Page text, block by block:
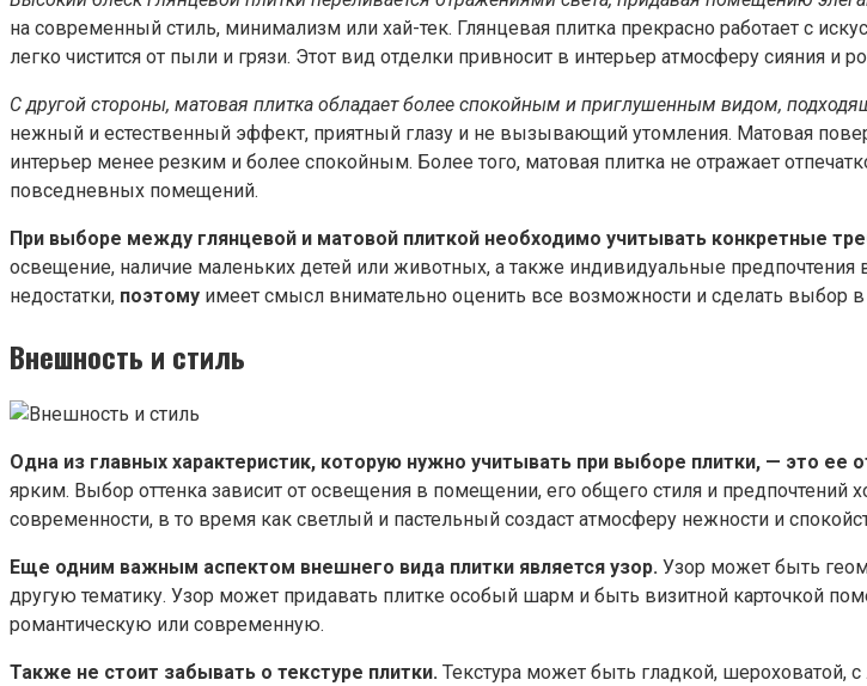
на современный стиль, минимализм или хай-тек. Глянцевая плитка прекрасно работает с
легко чистится от пыли и грязи. Этот вид отделки привносит в интерьер атмосферу сияния и
С другой стороны, матовая плитка обладает более спокойным и приглушенным видом,
нежный и естественный эффект, приятный глазу и не вызывающий утомления. Матовая
интерьер менее резким и более спокойным. Более того, матовая плитка не отражает
повседневных помещений.
При выборе между глянцевой и матовой плиткой необходимо учитывать конкретные
освещение, наличие маленьких детей или животных, а также индивидуальные
недостатки, поэтому имеет смысл внимательно оценить все возможности и сделать выбор в
Внешность и стиль
Одна из главных характеристик, которую нужно учитывать при выборе плитки, — это ее
ярким. Выбор оттенка зависит от освещения в помещении, его общего стиля и
современности, в то время как светлый и пастельный создаст атмосферу нежности и
Еще одним важным аспектом внешнего вида плитки является узор. Узор может быть
другую тематику. Узор может придавать плитке особый шарм и быть визитной карточкой
романтическую или современную.
Также не стоит забывать о текстуре плитки. Текстура может быть гладкой, шероховатой,